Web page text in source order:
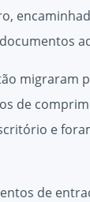
migraram
de
e
de